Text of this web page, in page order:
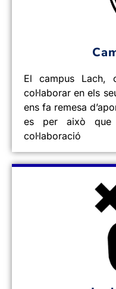
El campus Lach,
col·laborar en els
ens fa remesa
es per això
col·laboració